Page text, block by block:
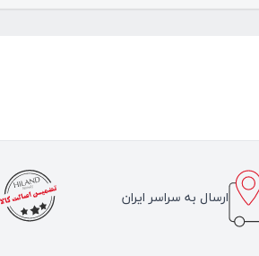
ارسال به سراسر ایران